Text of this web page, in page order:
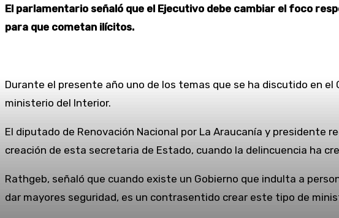
El parlamentario señaló que el Ejecutivo debe cambiar el foco
para que cometan ilícitos.
Durante el presente año uno de los temas que se ha discutido en
ministerio del Interior.
El diputado de Renovación Nacional por La Araucanía y presidente
creación de esta secretaria de Estado, cuando la delincuencia ha
Rathgeb, señaló que cuando existe un Gobierno que indulta a
dar mayores seguridad, es un contrasentido crear este tipo de